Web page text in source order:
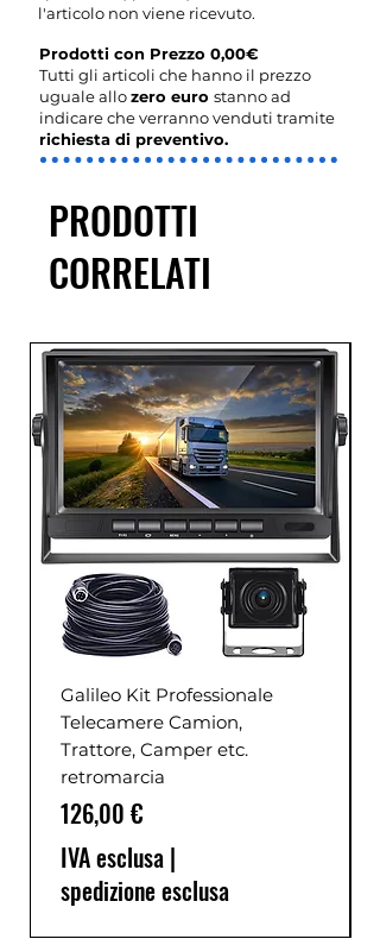
l'articolo non viene ricevuto.
Prodotti con Prezzo 0,00€
Tutti gli articoli che hanno il prezzo
uguale allozero euro stanno ad
indicare che verranno venduti tramite
richiesta di preventivo.
PRODOTTI
CORRELATI
Galileo Kit Professionale
Telecamere Camion,
Trattore, Camper etc.
retromarcia
Prezzo
126,00 €
IVA esclusa |
spedizione esclusa